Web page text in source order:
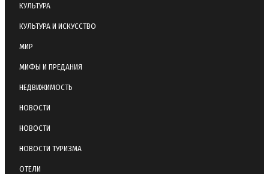
КУЛЬТУРА
КУЛЬТУРА И ИСКУССТВО
МИР
МИФЫ И ПРЕДАНИЯ
НЕДВИЖИМОСТЬ
НОВОСТИ
НОВОСТИ
НОВОСТИ ТУРИЗМА
ОТЕЛИ